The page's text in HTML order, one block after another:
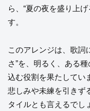
ら、“夏の夜を盛り上
す。
このアレンジは、歌詞
さ”を、明るく、ある
込む役割を果たしてい
悲しみや未練を引きず
タイルとも言えるでし